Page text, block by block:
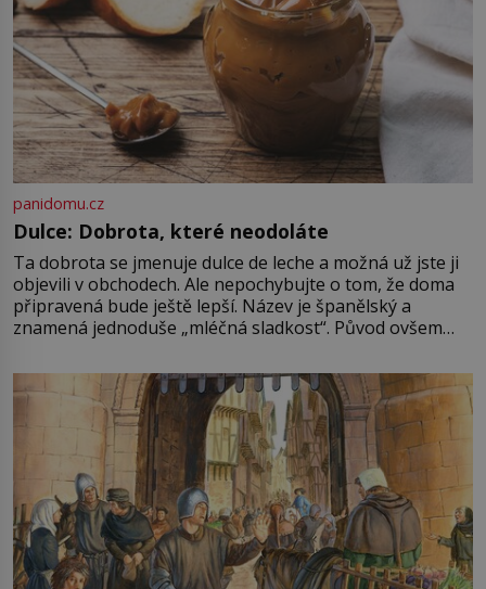
panidomu.cz
Dulce: Dobrota, které neodoláte
Ta dobrota se jmenuje dulce de leche a možná už jste ji
objevili v obchodech. Ale nepochybujte o tom, že doma
připravená bude ještě lepší. Název je španělský a
znamená jednoduše „mléčná sladkost“. Původ ovšem
pře hned několik latinskoamerických zemí a k tomu
Francie, kde se traduje,